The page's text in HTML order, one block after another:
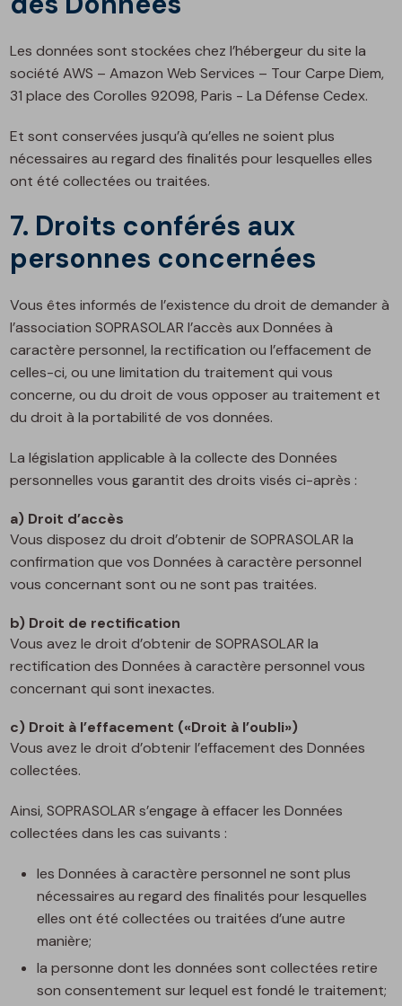
Les données sont stockées chez l’hébergeur du site la
société AWS – Amazon Web Services – Tour Carpe Diem,
31 place des Corolles 92098, Paris - La Défense Cedex.
Et sont conservées jusqu’à qu’elles ne soient plus
nécessaires au regard des finalités pour lesquelles elles
ont été collectées ou traitées.
7. Droits conférés aux
personnes concernées
Vous êtes informés de l’existence du droit de demander à
l’association SOPRASOLAR l’accès aux Données à
caractère personnel, la rectification ou l’effacement de
celles-ci, ou une limitation du traitement qui vous
concerne, ou du droit de vous opposer au traitement et
du droit à la portabilité de vos données.
La législation applicable à la collecte des Données
personnelles vous garantit des droits visés ci-après :
a) Droit d’accès
Vous disposez du droit d’obtenir de SOPRASOLAR la
confirmation que vos Données à caractère personnel
vous concernant sont ou ne sont pas traitées.
b) Droit de rectification
Vous avez le droit d’obtenir de SOPRASOLAR la
rectification des Données à caractère personnel vous
concernant qui sont inexactes.
c) Droit à l’effacement («Droit à l’oubli»)
Vous avez le droit d’obtenir l’effacement des Données
collectées.
Ainsi, SOPRASOLAR s’engage à effacer les Données
collectées dans les cas suivants :
les Données à caractère personnel ne sont plus
nécessaires au regard des finalités pour lesquelles
elles ont été collectées ou traitées d’une autre
manière;
la personne dont les données sont collectées retire
son consentement sur lequel est fondé le traitement;